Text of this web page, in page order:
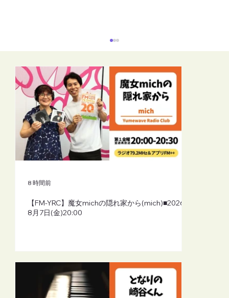
【FM-YRC】となりの崎谷(さきや)くん(あ
【FM-YRC】魔女michの隠れ家から(mich)■2026年
8月7日(金)20:00
8 時間前